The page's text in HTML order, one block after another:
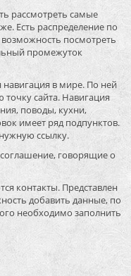
рассмотреть самые
Есть распределение по
посмотреть
промежуток
навигация в мире. По ней
сайта. Навигация
поводы, кухни,
имеет ряд подпунктов.
ссылку.
говорящие о
контакты. Представлен
добавить данные, по
необходимо заполнить